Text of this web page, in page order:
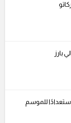
بارز
للموسم